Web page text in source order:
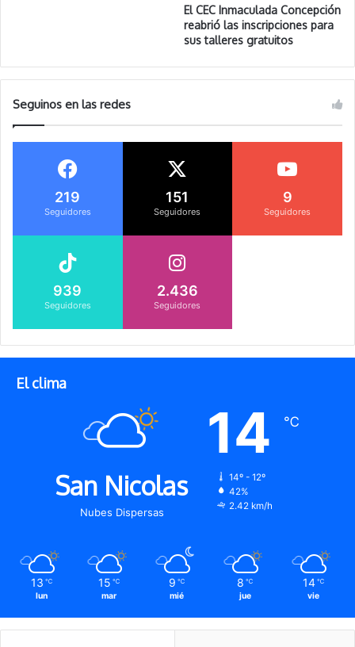
El CEC Inmaculada Concepción
reabrió las inscripciones para
sus talleres gratuitos
Seguinos en las redes
219
Seguidores
151
Seguidores
9
Seguidores
939
Seguidores
2.436
Seguidores
El clima
San Nicolas
Nubes Dispersas
14 ℃
14º - 12º
42%
2.42 km/h
13 ℃
lun
15 ℃
mar
9 ℃
mié
8 ℃
jue
14 ℃
vie